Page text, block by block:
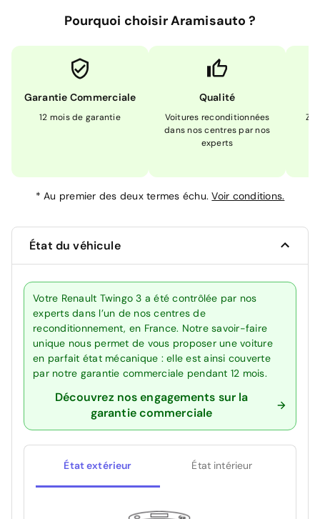
Pourquoi choisir Aramisauto ?
Garantie Commerciale
12 mois de garantie
Qualité
Voitures reconditionnées
dans nos centres par nos
experts
*Au premier des deux termes échu.Voir conditions.
État du véhicule
Votre Renault Twingo 3 a été contrôlée par nos
experts dans l’un de nos centres de
reconditionnement, en France. Notre savoir-faire
unique nous permet de vous proposer une voiture
en parfait état mécanique : elle est ainsi couverte
par notre garantie commerciale pendant 12 mois.
Découvrez nos engagements sur la
garantie commerciale
État extérieur État intérieur